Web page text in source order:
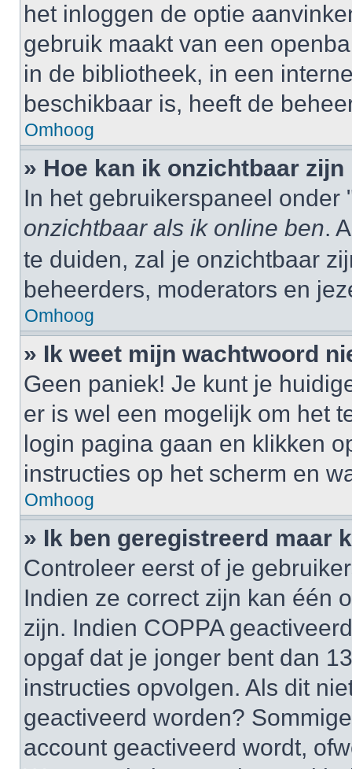
het inloggen de optie
gebruik maakt van een
in de bibliotheek, in een
beschikbaar is, heeft de
Omhoog
» Hoe kan ik onzichtbaar
In het gebruikerspaneel
onzichtbaar als ik online ben.
te duiden, zal je onzichtbaar
beheerders, moderators en
Omhoog
» Ik weet mijn wachtwoord
Geen paniek! Je kunt je
er is wel een mogelijk om het
login pagina gaan en klikken
instructies op het scherm en
Omhoog
» Ik ben geregistreerd maar
Controleer eerst of je
Indien ze correct zijn kan één
zijn. Indien COPPA
opgaf dat je jonger bent dan
instructies opvolgen. Als dit
geactiveerd worden?
account geactiveerd wordt,